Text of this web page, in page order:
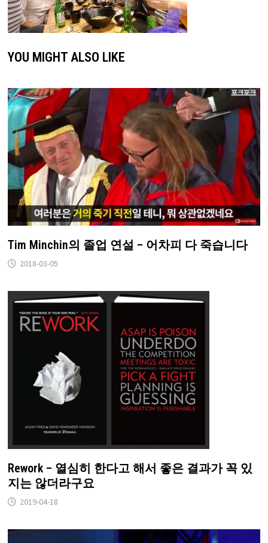
YOU MIGHT ALSO LIKE
Tim Minchin의 졸업 연설 – 어차피 다 죽습니다
2018-03-05
Rework – 열심히 한다고 해서 좋은 결과가 꼭 있
지는 않더라구요
2019-04-18